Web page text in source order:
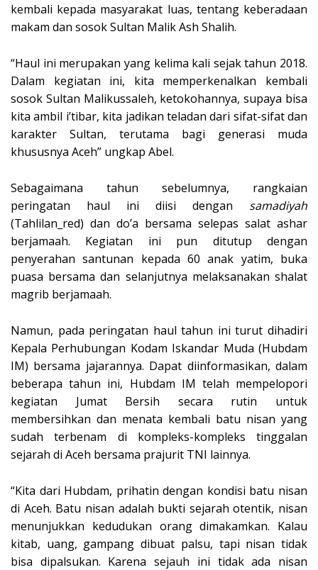
kembali kepada masyarakat luas, tentang keberadaan
makam dan sosok Sultan Malik Ash Shalih.
“Haul ini merupakan yang kelima kali sejak tahun 2018.
Dalam kegiatan ini, kita memperkenalkan kembali
sosok Sultan Malikussaleh, ketokohannya, supaya bisa
kita ambil i’tibar, kita jadikan teladan dari sifat-sifat dan
karakter Sultan, terutama bagi generasi muda
khususnya Aceh” ungkap Abel.
Sebagaimana tahun sebelumnya, rangkaian
peringatan haul ini diisi dengan samadiyah
(Tahlilan_red) dan do’a bersama selepas salat ashar
berjamaah. Kegiatan ini pun ditutup dengan
penyerahan santunan kepada 60 anak yatim, buka
puasa bersama dan selanjutnya melaksanakan shalat
magrib berjamaah.
Namun, pada peringatan haul tahun ini turut dihadiri
Kepala Perhubungan Kodam Iskandar Muda (Hubdam
IM) bersama jajarannya. Dapat diinformasikan, dalam
beberapa tahun ini, Hubdam IM telah mempelopori
kegiatan Jumat Bersih secara rutin untuk
membersihkan dan menata kembali batu nisan yang
sudah terbenam di kompleks-kompleks tinggalan
sejarah di Aceh bersama prajurit TNI lainnya.
“Kita dari Hubdam, prihatin dengan kondisi batu nisan
di Aceh. Batu nisan adalah bukti sejarah otentik, nisan
menunjukkan kedudukan orang dimakamkan. Kalau
kitab, uang, gampang dibuat palsu, tapi nisan tidak
bisa dipalsukan. Karena sejauh ini tidak ada nisan